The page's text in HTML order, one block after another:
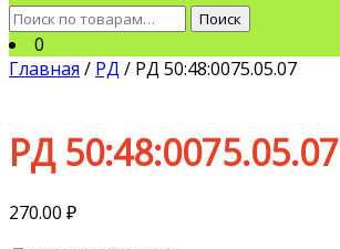
Искать:
Поиск
0
Главная / РД / РД 50:48:0075.05.07
РД 50:48:0075.05.07
270.00 ₽